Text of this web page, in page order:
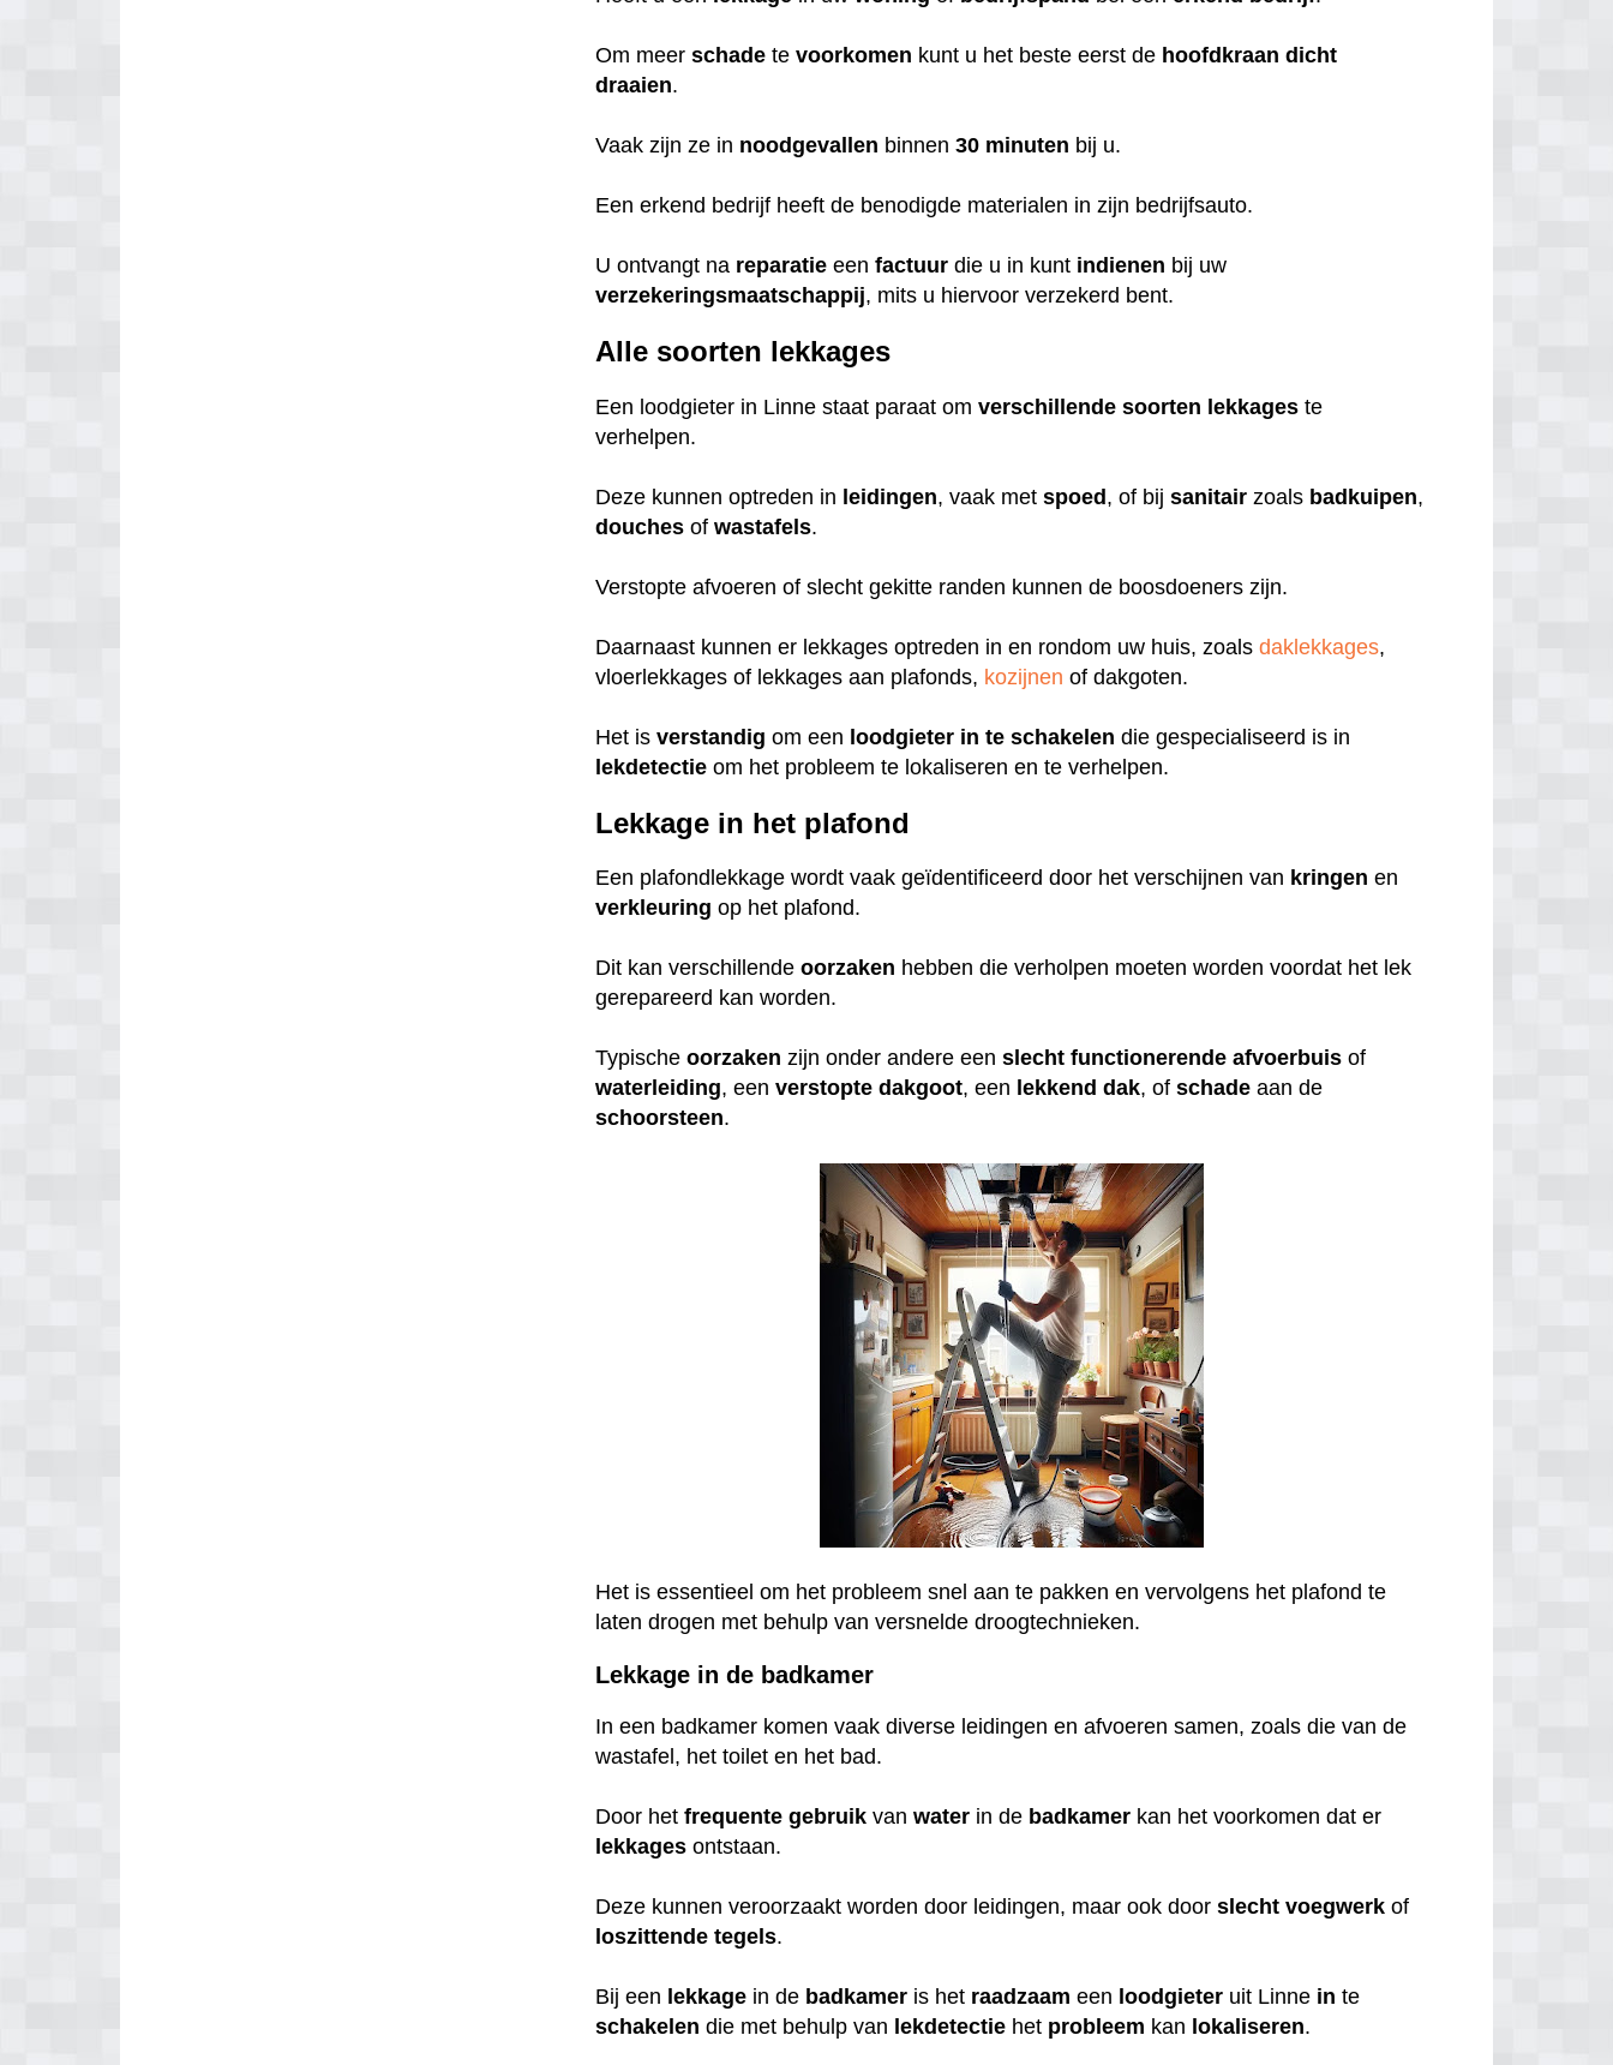
Om meerschade tevoorkomen kunt u het beste eerst de hoofdkraan dicht
draaien.
Vaak zijn ze in noodgevallen binnen30 minuten bij u.
Een erkend bedrijf heeft de benodigde materialen in zijn bedrijfsauto.
U ontvangt na reparatie eenfactuur die u in kunt indienen bij uw
verzekeringsmaatschappij, mits u hiervoor verzekerd bent.
Alle soorten lekkages
Een loodgieter in Linne staat paraat omverschillende soorten lekkages te
verhelpen.
Deze kunnen optreden in leidingen, vaak metspoed, of bijsanitair zoals badkuipen,
douches ofwastafels.
Verstopte afvoeren of slecht gekitte randen kunnen de boosdoeners zijn.
Daarnaast kunnen er lekkages optreden in en rondom uw huis, zoalsdaklekkages,
vloerlekkages of lekkages aan plafonds, kozijnen of dakgoten.
Het isverstandig om een loodgieter in te schakelen die gespecialiseerd is in
lekdetectie om het probleem te lokaliseren en te verhelpen.
Lekkage in het plafond
Een plafondlekkage wordt vaak geïdentificeerd door het verschijnen van kringen en
verkleuring op het plafond.
Dit kan verschillendeoorzaken hebben die verholpen moeten worden voordat het lek
gerepareerd kan worden.
Typischeoorzaken zijn onder andere eenslecht functionerende afvoerbuis of
waterleiding, eenverstopte dakgoot, een lekkend dak, ofschade aan de
schoorsteen.
Het is essentieel om het probleem snel aan te pakken en vervolgens het plafond te
laten drogen met behulp van versnelde droogtechnieken.
Lekkage in de badkamer
In een badkamer komen vaak diverse leidingen en afvoeren samen, zoals die van de
wastafel, het toilet en het bad.
Door hetfrequente gebruik vanwater in de badkamer kan het voorkomen dat er
lekkages ontstaan.
Deze kunnen veroorzaakt worden door leidingen, maar ook doorslecht voegwerk of
loszittende tegels.
Bij een lekkage in de badkamer is het raadzaam een loodgieter uit Linne in te
schakelen die met behulp van lekdetectie het probleem kan lokaliseren.